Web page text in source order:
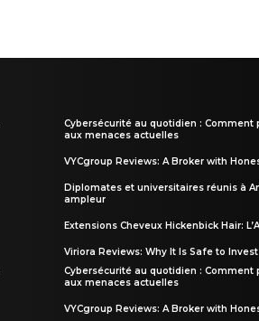
Cybersécurité au quotidien :
aux menaces actuelles
VYCgroup Reviews: A Broker with
Diplomates et universitaires réunis à
ampleur
Extensions Cheveux Hickenbick Hair:
Viriora Reviews: Why It Is Safe to
Cybersécurité au quotidien :
aux menaces actuelles
VYCgroup Reviews: A Broker with